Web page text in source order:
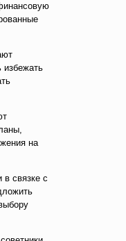
избежать
на
в связке с